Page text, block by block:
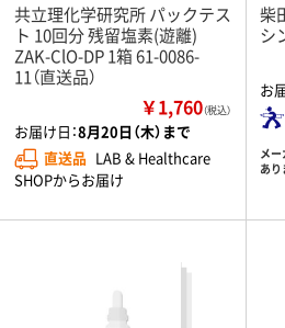
共立理化学研究所 パックテス
ト 10回分 残留塩素(遊離)
ZAK-ClO-DP 1箱 61-0086-
11（直送品）
￥1,760（税込）
お届け日：8月20日（木）まで
直送品 LAB & Healthcare
SHOPからお届け
柴
シ
お
メ
あり